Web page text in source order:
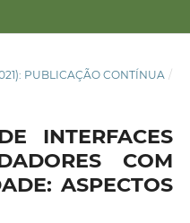
PUBLICAÇÃO CONTÍNUA /
INTERFACES
COM
ASPECTOS